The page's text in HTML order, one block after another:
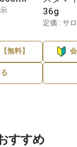
無料】
36g
定価 : サ
すすめ